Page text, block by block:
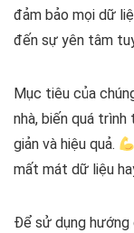
đảm bảo mọi dữ
đến sự yên tâm
Mục tiêu của
nhà, biến quá
giản và hiệu quả.
mất mát dữ liệu
Để sử dụng hướng